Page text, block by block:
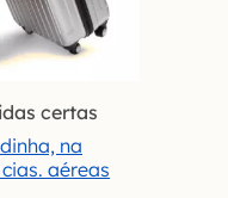
certas
na
aéreas